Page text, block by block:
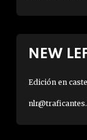
NEW
Edición en